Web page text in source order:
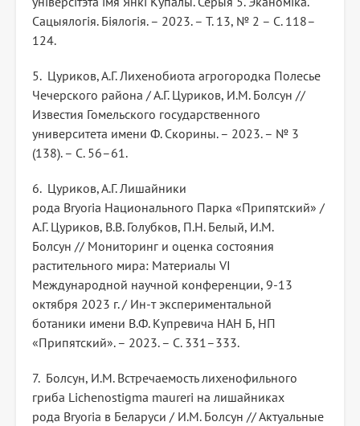
Сацыялогія. Біялогія. – 2023. – Т. 13, № 2 – С. 118–
124.
5. Цуриков, А.Г. Лихенобиота агрогородка Полесье
Чечерского района / А.Г. Цуриков, И.М. Болсун //
Известия Гомельского государственного
университета имени Ф. Скорины. – 2023. – № 3
(138). – С. 56–61.
6. Цуриков, А.Г. Лишайники
рода Bryoria Национального Парка «Припятский» /
А.Г. Цуриков, В.В. Голубков, П.Н. Белый, И.М.
Болсун // Мониторинг и оценка состояния
растительного мира: Материалы VI
Международной научной конференции, 9-13
октября 2023 г. / Ин-т экспериментальной
ботаники имени В.Ф. Купревича НАН Б, НП
«Припятский». – 2023. – С. 331–333.
7. Болсун, И.М. Встречаемость лихенофильного
гриба Lichenostigma maureri на лишайниках
рода Bryoria в Беларуси / И.М. Болсун // Актуальные